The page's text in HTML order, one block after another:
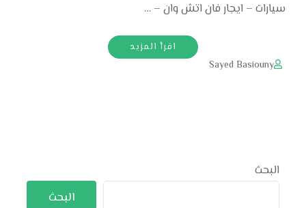
سيارات – ايجار فان اتش وان – …
اقرأ المزيد
Sayed Basiouny
البحث
البحث